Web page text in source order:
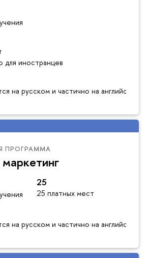
для иностранцев
на русском и частично на английском
ПРОГРАММА
25
25 платных мест
на русском и частично на английском